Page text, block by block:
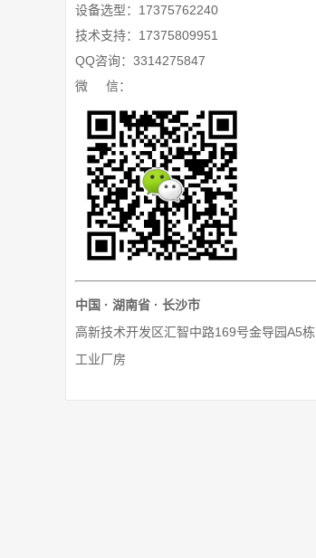
设备选型：17375762240
技术支持：17375809951
QQ咨询：3314275847
微 信：
中国 · 湖南省 · 长沙市
高新技术开发区汇智中路169号金导园A5栋
工业厂房